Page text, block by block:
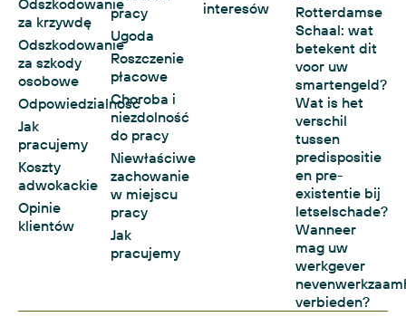
za krzywdę
Odszkodowanie
za szkody
osobowe
Odpowiedzialność
Jak
pracujemy
Koszty
adwokackie
Opinie
klientów
pracy
Ugoda
Roszczenie
płacowe
Choroba i
niezdolność
do pracy
Niewłaściwe
zachowanie
w miejscu
pracy
Jak
pracujemy
interesów
Rotterdamse
Schaal: wat
betekent dit
voor uw
smartengeld?
Wat is het
verschil
tussen
predispositie
en pre-
existentie bij
letselschade?
Wanneer
mag uw
werkgever
verbieden?